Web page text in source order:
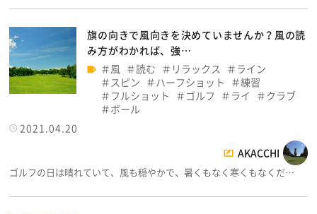
旗の向きで風向きを決めていませんか？風の読
み方がわかれば、強…
風
読む リラックス
ライン
スピン
ハーフショット
練習
フルショット
ゴルフ ライ
クラブ
ボール
2021.04.20
AKACCHI
ゴルフの日は晴れていて、風も穏やかで、暑くもなく寒くもなくだ…